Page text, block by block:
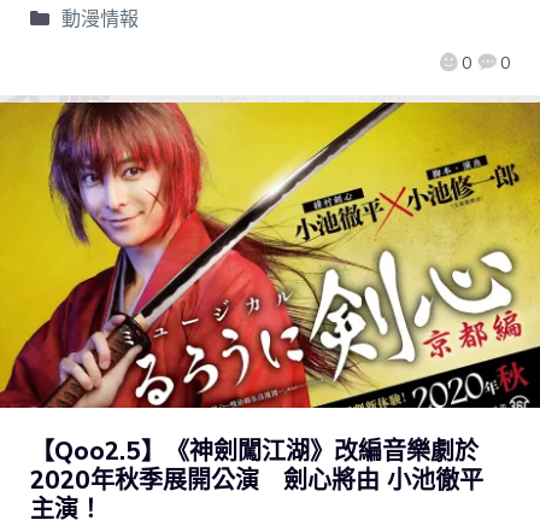
0 0
動漫情報
【Qoo2.5】《神劍闖江湖》改編音樂劇於
2020年秋季展開公演 劍心將由 小池徹平
主演！